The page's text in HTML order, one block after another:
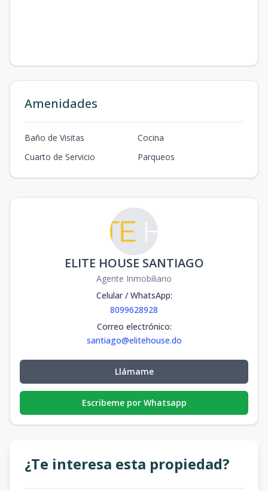
Amenidades
Baño de Visitas
Cocina
Cuarto de Servicio
Parqueos
ELITE HOUSE SANTIAGO
Agente Inmobiliario
Celular / WhatsApp:
8099628928
Correo electrónico:
santiago@elitehouse.do
Llámame
Escribeme por Whatsapp
¿Te interesa esta propiedad?